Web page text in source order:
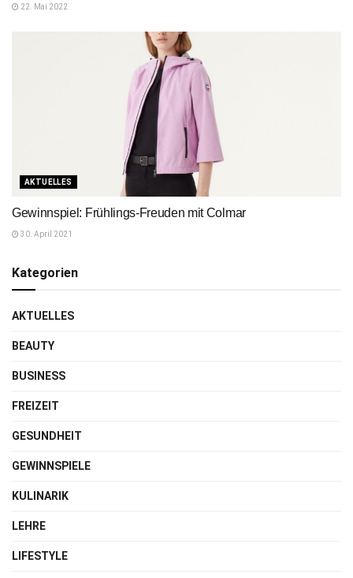
22. Mai 2022
AKTUELLES
Gewinnspiel: Frühlings-Freuden mit Colmar
30. April 2021
Kategorien
AKTUELLES
BEAUTY
BUSINESS
FREIZEIT
GESUNDHEIT
GEWINNSPIELE
KULINARIK
LEHRE
LIFESTYLE